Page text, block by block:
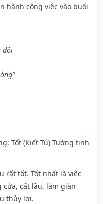
hành công việc vào buổi
đôi
Tốt (Kiết Tú) Tướng tinh
rất tốt. Tốt nhất là việc
cất lầu, làm giàn
thủy lợi.